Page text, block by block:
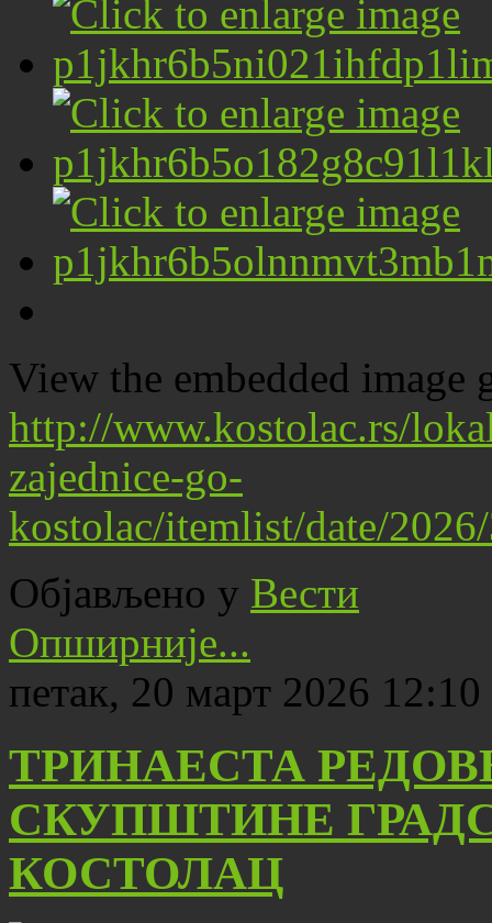
View the embedded image
http://www.kostolac.rs/
zajednice-go-
kostolac/itemlist/date/
Објављено у Вести
Опширније...
петак, 20 март 2026 12:10
ТРИНАЕСТА
СКУПШТИНЕ
КОСТОЛАЦ